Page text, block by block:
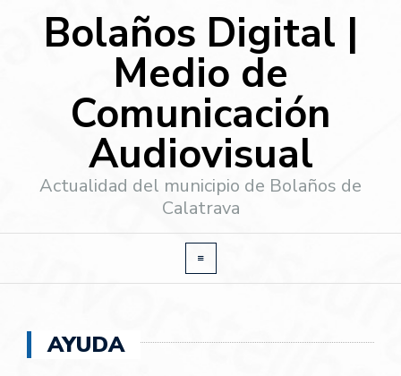
Bolaños Digital |
Medio de
Comunicación
Audiovisual
Actualidad del municipio de Bolaños de
Calatrava
AYUDA